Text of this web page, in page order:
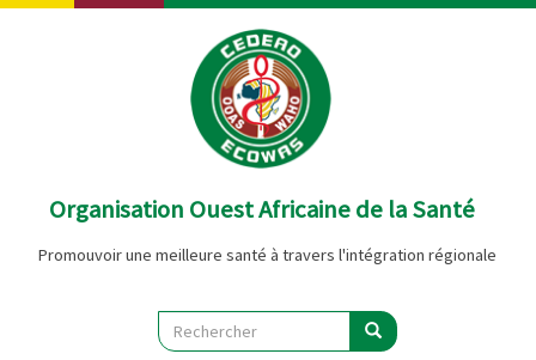
Aller
Organisation Ouest Africaine de la Santé
Promouvoir une meilleure santé à travers l'intégration régionale
Search
Rechercher Rechercher